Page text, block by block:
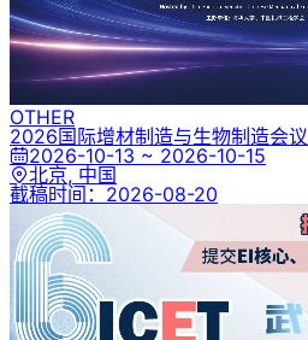
OTHER
2026国际增材制造与生物制造会议
2026-10-13 ~ 2026-10-15
北京, 中国
截稿时间： 2026-08-20